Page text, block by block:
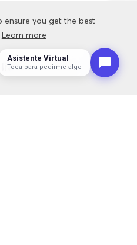
ensure you get the best
Learn more
Cookie Preferences
ensure you get the best
Learn more
Cookie Preferences
Asistente Virtual
Toca para pedirme algo